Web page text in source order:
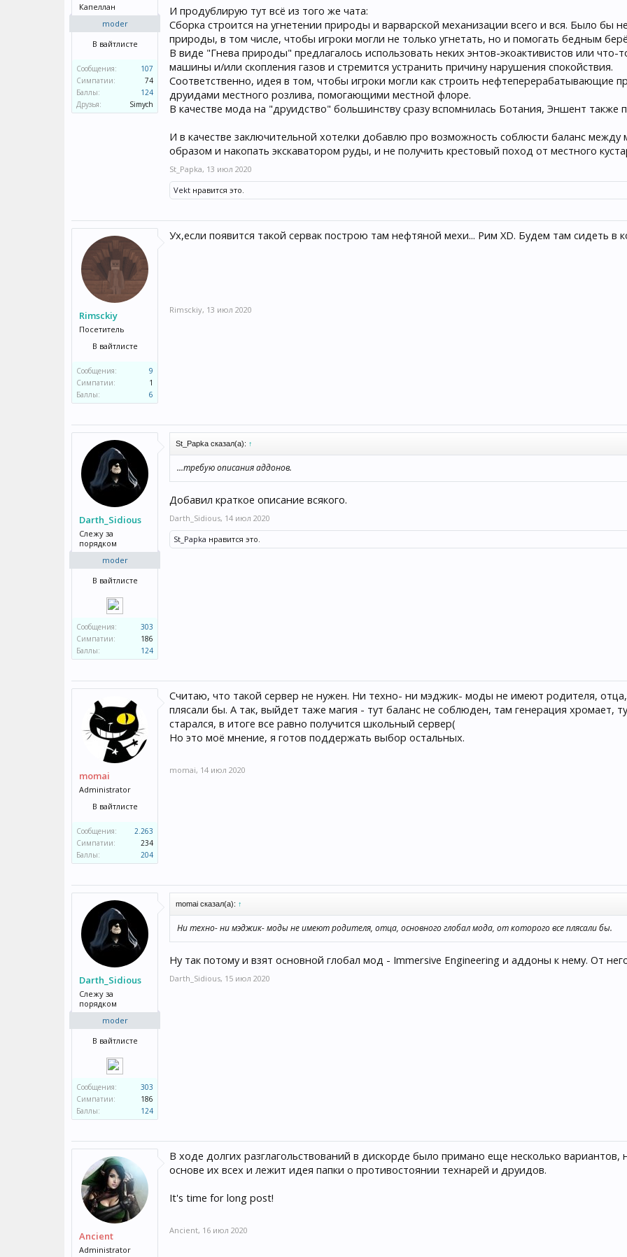
Капеллан
moder
В вайтлисте
Сообщения:
107
Симпатии:
74
Баллы:
124
Друзья:
Simych
И продублирую тут всё из того же чата:
Сборка строится на угнетении природы и варварской механизации всего и вся. Было бы
природы, в том числе, чтобы игроки могли не только угнетать, но и помогать бедным
В виде "Гнева природы" предлагалось использовать неких энтов-экоактивистов или
машины и/или скопления газов и стремится устранить причину нарушения спокойствия.
Соответственно, идея в том, чтобы игроки могли как строить нефтеперерабатывающие
друидами местного розлива, помогающими местной флоре.
В качестве мода на "друидство" большинству сразу вспомнилась Ботания, Эншент также
И в качестве заключительной хотелки добавлю про возможность соблюсти баланс
образом и накопать экскаватором руды, и не получить крестовый поход от местного
St_Papka, 13 июл 2020
Vekt нравится это.
Rimsckiy
Посетитель
В вайтлисте
Сообщения:
9
Симпатии:
1
Баллы:
6
Ух,если появится такой сервак построю там нефтяной мехи... Рим XD. Будем там сидеть
Rimsckiy, 13 июл 2020
Darth_Sidious
Слежу за
порядком
moder
В вайтлисте
Сообщения:
303
Симпатии:
186
Баллы:
124
St_Papka сказал(а): ↑
...требую описания аддонов.
Добавил краткое описание всякого.
Darth_Sidious, 14 июл 2020
St_Papka нравится это.
momai
Administrator
В вайтлисте
Сообщения:
2.263
Симпатии:
234
Баллы:
204
Считаю, что такой сервер не нужен. Ни техно- ни мэджик- моды не имеют родителя,
плясали бы. А так, выйдет таже магия - тут баланс не соблюден, там генерация хромает,
старался, в итоге все равно получится школьный сервер(
Но это моё мнение, я готов поддержать выбор остальных.
momai, 14 июл 2020
Darth_Sidious
Слежу за
порядком
moder
В вайтлисте
Сообщения:
303
Симпатии:
186
Баллы:
124
momai сказал(а): ↑
Ни техно- ни мэджик- моды не имеют родителя, отца, основного глобал мода, от которого все плясали бы.
Ну так потому и взят основной глобал мод - Immersive Engineering и аддоны к нему. От
Darth_Sidious, 15 июл 2020
Ancient
Administrator
В ходе долгих разглагольствований в дискорде было примано еще несколько
основе их всех и лежит идея папки о противостоянии технарей и друидов.
It's time for long post!
Ancient, 16 июл 2020